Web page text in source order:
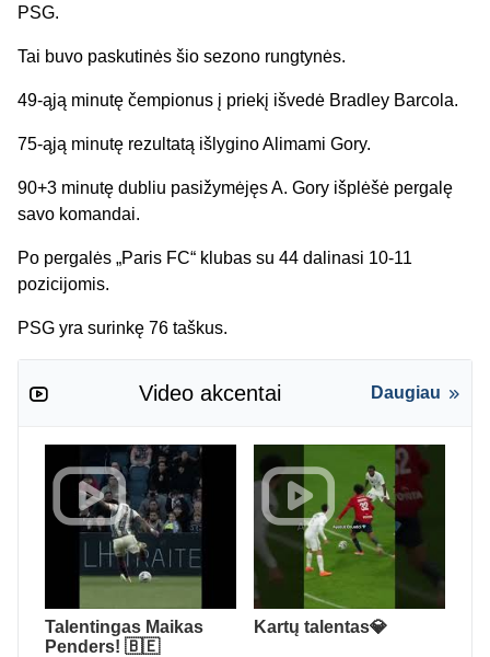
PSG.
Tai buvo paskutinės šio sezono rungtynės.
49-ąją minutę čempionus į priekį išvedė Bradley Barcola.
75-ąją minutę rezultatą išlygino Alimami Gory.
90+3 minutę dubliu pasižymėjęs A. Gory išplėšė pergalę
savo komandai.
Po pergalės „Paris FC“ klubas su 44 dalinasi 10-11
pozicijomis.
PSG yra surinkę 76 taškus.
Video akcentai Daugiau
Talentingas Maikas
Penders! 🇧🇪
Kartų talentas💎